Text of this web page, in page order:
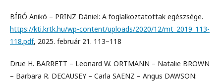
BÍRÓ Anikó – PRINZ Dániel: A foglalkoztatottak egészsége.
https://kti.krtk.hu/wp-content/uploads/2020/12/mt_2019_113-
118.pdf, 2025. február 21. 113–118
Drue H. BARRETT – Leonard W. ORTMANN – Natalie BROWN
– Barbara R. DECAUSEY – Carla SAENZ – Angus DAWSON: